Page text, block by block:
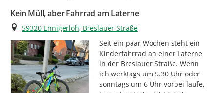
Kein Müll, aber Fahrrad am Laterne
Ort
59320 Ennigerloh, Breslauer Straße
Seit ein paar Wochen steht ein
Kinderfahrrad an einer Laterne
in der Breslauer Straße. Wenn
ich werktags um 5.30 Uhr oder
sonntags um 6 Uhr vorbei laufe,